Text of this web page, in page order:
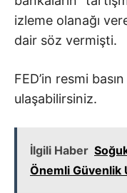
izleme olanağı
dair söz vermişti.
FED’in resmi
ulaşabilirsiniz.
İlgili Haber
Önemli Güvenlik